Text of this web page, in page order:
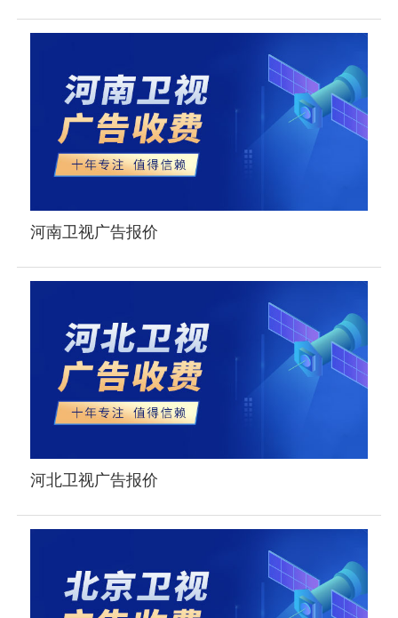
河南卫视广告报价
河北卫视广告报价